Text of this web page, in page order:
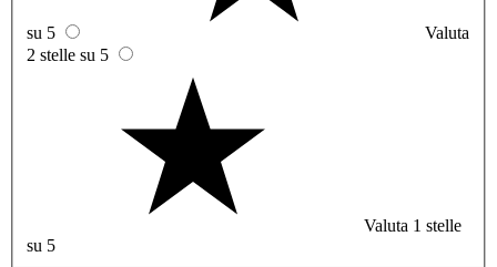
su 5
Valuta
2 stelle su 5
Valuta 1 stelle
su 5